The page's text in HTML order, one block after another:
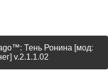
Тень Ронина [мод:
v.2.1.1.02